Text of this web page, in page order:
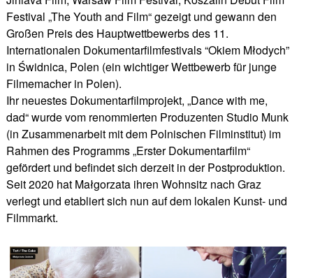
Festival „The Youth and Film“ gezeigt und gewann den
Großen Preis des Hauptwettbewerbs des 11.
Internationalen Dokumentarfilmfestivals “Okiem Młodych”
in Świdnica, Polen (ein wichtiger Wettbewerb für junge
Filmemacher in Polen).
Ihr neuestes Dokumentarfilmprojekt, „Dance with me,
dad“ wurde vom renommierten Produzenten Studio Munk
(in Zusammenarbeit mit dem Polnischen Filminstitut) im
Rahmen des Programms „Erster Dokumentarfilm“
gefördert und befindet sich derzeit in der Postproduktion.
Seit 2020 hat Małgorzata ihren Wohnsitz nach Graz
verlegt und etabliert sich nun auf dem lokalen Kunst- und
Filmmarkt.